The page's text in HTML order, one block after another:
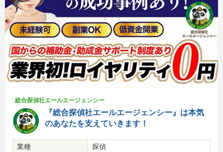
総合探偵社エールエージェンシー
『総合探偵社エールエージェンシー』は本気
のあなたを支えていきます！
業種
探偵